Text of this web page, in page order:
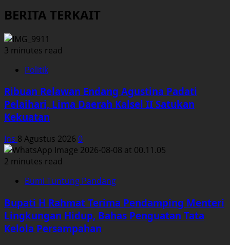
BERITA TERKAIT
3 minutes read
Politik
Ribuan Relawan Endang Agustina Padati
Pelaihari, Lima Daerah Kalsel II Satukan
Kekuatan
Ins 8 Agustus 2026 0
2 minutes read
Bumi Tuntung Pandang
Bupati H Rahmat Terima Pendamping Menteri
Lingkungan Hidup, Bahas Penguatan Tata
Kelola Persampahan